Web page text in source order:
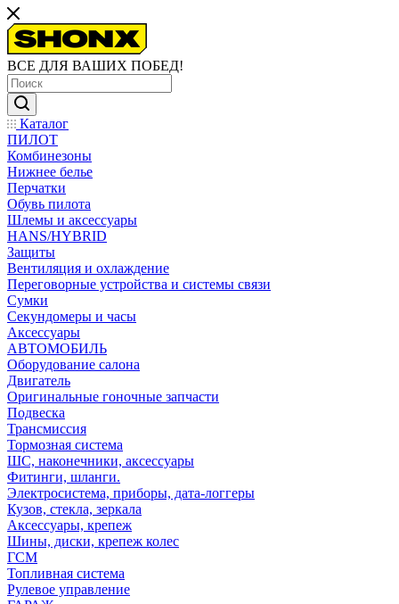
ВСЕ ДЛЯ ВАШИХ ПОБЕД!
Каталог
ПИЛОТ
Комбинезоны
Нижнее белье
Перчатки
Обувь пилота
Шлемы и аксессуары
HANS/HYBRID
Защиты
Вентиляция и охлаждение
Переговорные устройства и системы связи
Сумки
Секундомеры и часы
Аксессуары
АВТОМОБИЛЬ
Оборудование салона
Двигатель
Оригинальные гоночные запчасти
Подвеска
Трансмиссия
Тормозная система
ШС, наконечники, аксессуары
Фитинги, шланги.
Электросистема, приборы, дата-логгеры
Кузов, стекла, зеркала
Аксессуары, крепеж
Шины, диски, крепеж колес
ГСМ
Топливная система
Рулевое управление